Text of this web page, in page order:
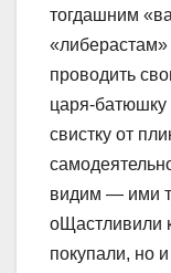
тогдашним
проводить
царя-батюшку
свистку от
видим — ими
оЩастливили
покупали, но